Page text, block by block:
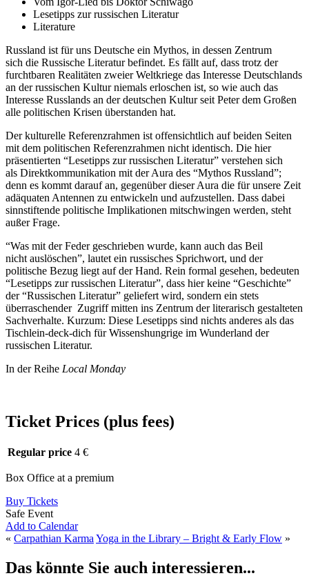
Lesetipps zur russischen Literatur
Literature
Russland ist für uns Deutsche ein Mythos, in dessen Zentrum
sich die Russische Literatur befindet. Es fällt auf, dass trotz der
furchtbaren Realitäten zweier Weltkriege das Interesse Deutschlands
an der russischen Kultur niemals erloschen ist, so wie auch das
Interesse Russlands an der deutschen Kultur seit Peter dem Großen
alle politischen Krisen überstanden hat.
Der kulturelle Referenzrahmen ist offensichtlich auf beiden Seiten
mit dem politischen Referenzrahmen nicht identisch. Die hier
präsentierten “Lesetipps zur russischen Literatur” verstehen sich
als Direktkommunikation mit der Aura des “Mythos Russland”;
denn es kommt darauf an, gegenüber dieser Aura die für unsere Zeit
adäquaten Antennen zu entwickeln und aufzustellen. Dass dabei
sinnstiftende politische Implikationen mitschwingen werden, steht
außer Frage.
“Was mit der Feder geschrieben wurde, kann auch das Beil
nicht auslöschen”, lautet ein russisches Sprichwort, und der
politische Bezug liegt auf der Hand. Rein formal gesehen, bedeuten
“Lesetipps zur russischen Literatur”, dass hier keine “Geschichte”
der “Russischen Literatur” geliefert wird, sondern ein stets
überraschender Zugriff mitten ins Zentrum der literarisch gestalteten
Sachverhalte. Kurzum: Diese Lesetipps sind nichts anderes als das
Tischlein-deck-dich für Wissenshungrige im Wunderland der
russischen Literatur.
In der Reihe Local Monday
Ticket Prices (plus fees)
Regular price 4 €
Box Office at a premium
Buy Tickets
Safe Event
Add to Calendar
« Carpathian KarmaYoga in the Library – Bright & Early Flow »
Das könnte Sie auch interessieren...